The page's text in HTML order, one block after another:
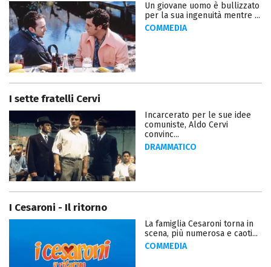
Un giovane uomo è bullizzato
per la sua ingenuità mentre ...
COMMEDIA
I sette fratelli Cervi
Incarcerato per le sue idee
comuniste, Aldo Cervi
convinc...
DRAMMATICO
I Cesaroni - Il ritorno
La famiglia Cesaroni torna in
scena, più numerosa e caoti...
COMMEDIA